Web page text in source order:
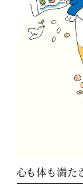
心も体も満た